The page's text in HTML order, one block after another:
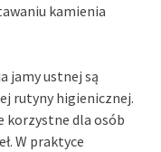
kamienia
jamy ustnej są
rutyny higienicznej.
korzystne dla osób
W praktyce